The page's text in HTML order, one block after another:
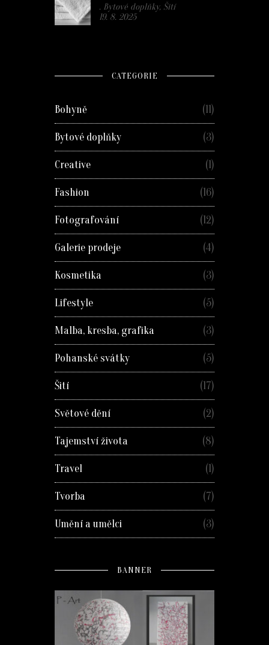
. Bytové doplňky, Šití
19. 8. 2025
CATEGORIE
Bohyně (11)
Bytové doplňky (3)
Creative (1)
Fashion (16)
Fotografování (12)
Galerie prodeje (4)
Kosmetika (3)
Lifestyle (5)
Malba, kresba, grafika (3)
Pohanské svátky (5)
Šití (17)
Světové dění (2)
Tajemství života (8)
Travel (1)
Tvorba (7)
Umění a umělci (3)
BANNER